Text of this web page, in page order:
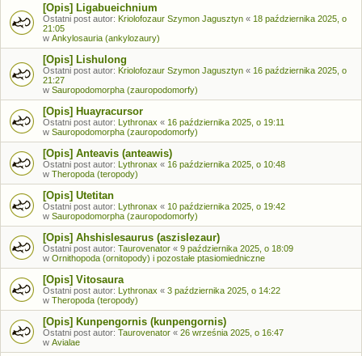
[Opis] Ligabueichnium
Ostatni post autor: Kriolofozaur Szymon Jagusztyn « 18 października 2025, o
21:05
w Ankylosauria (ankylozaury)
[Opis] Lishulong
Ostatni post autor: Kriolofozaur Szymon Jagusztyn « 16 października 2025, o
21:27
w Sauropodomorpha (zauropodomorfy)
[Opis] Huayracursor
Ostatni post autor: Lythronax « 16 października 2025, o 19:11
w Sauropodomorpha (zauropodomorfy)
[Opis] Anteavis (anteawis)
Ostatni post autor: Lythronax « 16 października 2025, o 10:48
w Theropoda (teropody)
[Opis] Utetitan
Ostatni post autor: Lythronax « 10 października 2025, o 19:42
w Sauropodomorpha (zauropodomorfy)
[Opis] Ahshislesaurus (aszislezaur)
Ostatni post autor: Taurovenator « 9 października 2025, o 18:09
w Ornithopoda (ornitopody) i pozostałe ptasiomiedniczne
[Opis] Vitosaura
Ostatni post autor: Lythronax « 3 października 2025, o 14:22
w Theropoda (teropody)
[Opis] Kunpengornis (kunpengornis)
Ostatni post autor: Taurovenator « 26 września 2025, o 16:47
w Avialae